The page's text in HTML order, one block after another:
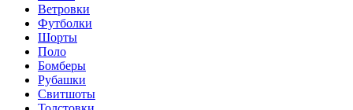
Ветровки
Футболки
Шорты
Поло
Бомберы
Рубашки
Свитшоты